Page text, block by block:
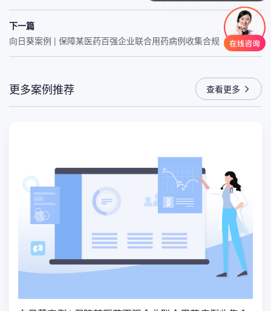
下一篇
向日葵案例 | 保障某医药百强企业联合用药病例收集合规
更多案例推荐 查看更多